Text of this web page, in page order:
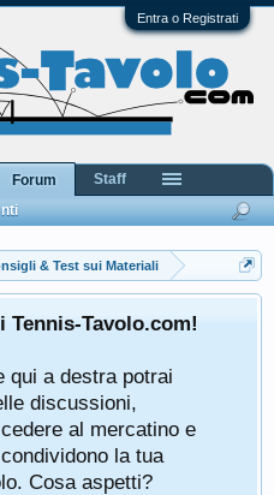
Entra o Registrati
& Test sui Materiali
Tavolo.com!
qui a destra potrai
discussioni,
al mercatino e
la tua
Cosa aspetti?
Forum
Staff